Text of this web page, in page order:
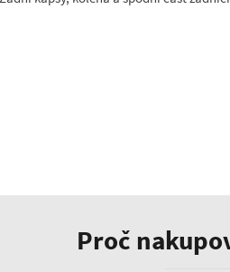
Proč